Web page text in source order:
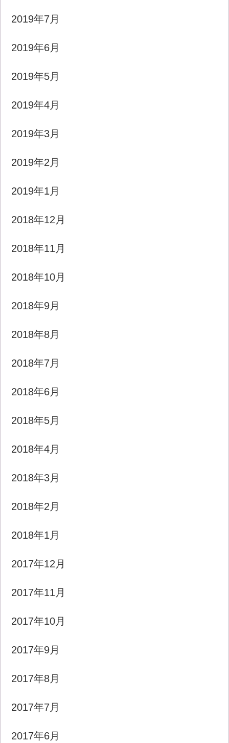
2019年7月
2019年6月
2019年5月
2019年4月
2019年3月
2019年2月
2019年1月
2018年12月
2018年11月
2018年10月
2018年9月
2018年8月
2018年7月
2018年6月
2018年5月
2018年4月
2018年3月
2018年2月
2018年1月
2017年12月
2017年11月
2017年10月
2017年9月
2017年8月
2017年7月
2017年6月